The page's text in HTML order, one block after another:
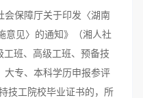
会保障厅关于印发〈湖南
意见〉的通知》（湘人社
班、高级工班、预备技
大专、本科学历申报参评
技工院校毕业证书的，所